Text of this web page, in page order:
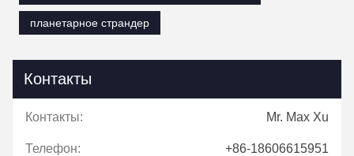
планетарное страндер
Контакты
Контакты: Mr. Max Xu
Телефон: +86-18606615951